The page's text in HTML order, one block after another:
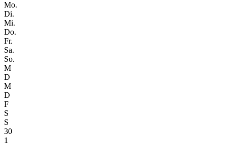
Mo.
Di.
Mi.
Do.
Fr.
Sa.
So.
M
D
M
D
F
S
S
30
1